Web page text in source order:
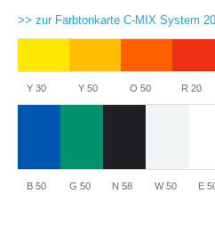
>> zur Farbtonkarte C-MIX System
Y 30 Y 50 O 50 R 20
B 50 G 50 N 58 W 50 E